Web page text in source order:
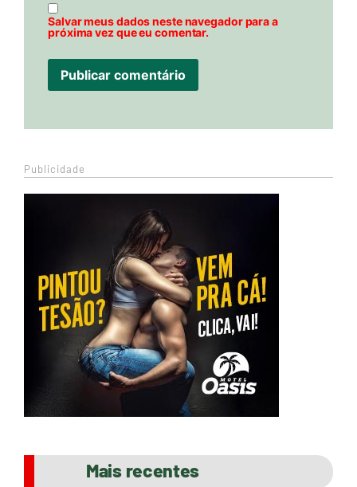
Salvar meus dados neste navegador para a
próxima vez que eu comentar.
Publicidade
Mais recentes